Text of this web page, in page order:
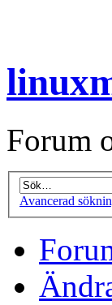
Forum
Avancerad